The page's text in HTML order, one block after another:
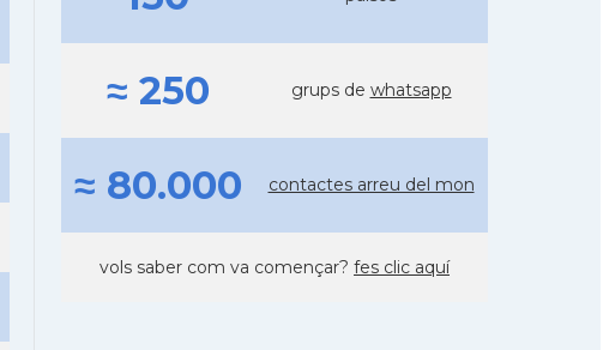
≈ 250 grups de whatsapp
≈ 80.000 contactes arreu del mon
vols saber com va començar? fes clic aquí